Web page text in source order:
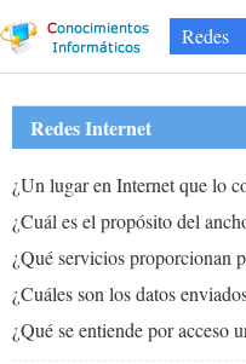
Redes
Redes Internet
¿Un lugar en Internet que lo
¿Cuál es el propósito del
¿Qué servicios proporcionan
¿Cuáles son los datos
¿Qué se entiende por acceso